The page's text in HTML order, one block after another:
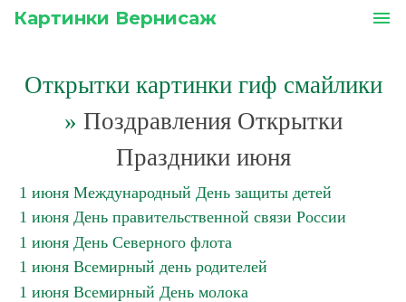
Картинки Вернисаж menu
Открытки картинки гиф смайлики
» Поздравления Открытки
Праздники июня
1 июня Международный День защиты детей
1 июня День правительственной связи России
1 июня День Северного флота
1 июня Всемирный день родителей
1 июня Всемирный День молока